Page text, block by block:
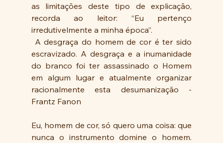
as limitações deste tipo de explicação,
recorda ao leitor: “Eu pertenço
irredutivelmente a minha época”.
escravizado. A desgraça e a inumanidade
do branco foi ter assassinado o Homem
em algum lugar e atualmente organizar
racionalmente esta desumanização -
Frantz Fanon
Eu, homem de cor, só quero uma coisa: que
nunca o instrumento domine o homem.